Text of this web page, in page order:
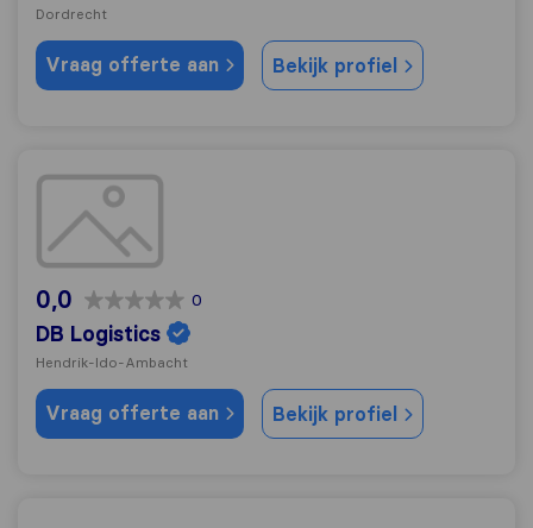
Dordrecht
Vraag offerte aan Bekijk profiel
DB Logistics
0,0 0
DB Logistics
Hendrik-Ido-Ambacht
Vraag offerte aan Bekijk profiel